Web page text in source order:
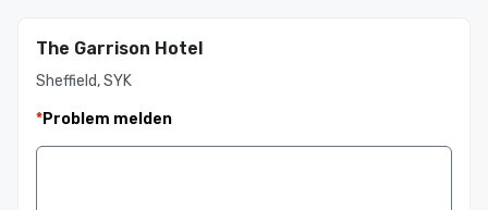
The Garrison Hotel
Sheffield, SYK
*Problem melden